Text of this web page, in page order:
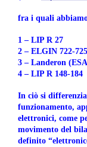
fra i quali
1 – LIP R 27
2 – ELGIN 722-725
3 – Landeron
4 – LIP R 148-184
In ciò si
funzionamento,
elettronici, come
movimento del
definito